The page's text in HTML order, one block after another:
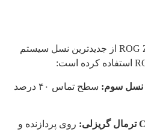
ایسوس در ROG Zephyrus G16 (2026) از جدیدترین نسل سیستم
سطح تماس ۴۰ درصد
روی پردازنده و